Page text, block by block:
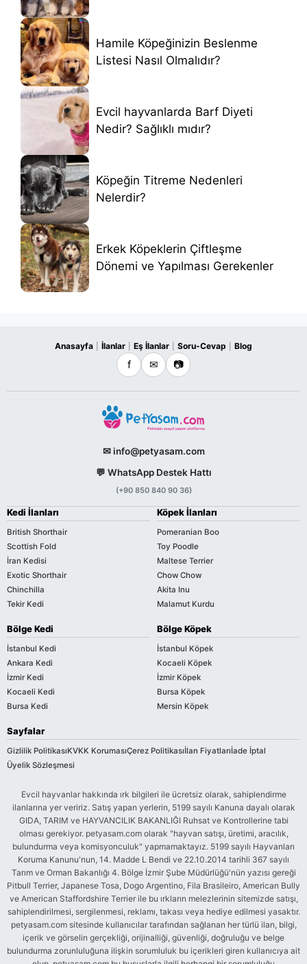
Hamile Köpeğinizin Beslenme
Listesi Nasıl Olmalıdır?
Evcil hayvanlarda Barf Diyeti
Nedir? Sağlıklı mıdır?
Köpeğin Titreme Nedenleri
Nelerdir?
Erkek Köpeklerin Çiftleşme
Dönemi ve Yapılması Gerekenler
Anasayfa İlanlar Eş İlanlar Soru-Cevap Blog
f ✉ 📷
✉ info@petyasam.com
💬 WhatsApp Destek Hattı
(+90 850 840 90 36)
Kedi İlanları
British Shorthair
Scottish Fold
İran Kedisi
Exotic Shorthair
Chinchilla
Tekir Kedi
Köpek İlanları
Pomeranian Boo
Toy Poodle
Maltese Terrier
Chow Chow
Akita Inu
Malamut Kurdu
Bölge Kedi
İstanbul Kedi
Ankara Kedi
İzmir Kedi
Kocaeli Kedi
Bursa Kedi
Bölge Köpek
İstanbul Köpek
Kocaeli Köpek
İzmir Köpek
Bursa Köpek
Mersin Köpek
Sayfalar
Gizlilik PolitikasıKVKK KorumasıÇerez Politikasıİlan Fiyatlarıİade İptal
Üyelik Sözleşmesi
Evcil hayvanlar hakkında ırk bilgileri ile ücretsiz olarak, sahiplendirme
ilanlarına yer veririz. Satış yapan yerlerin, 5199 sayılı Kanuna dayalı olarak
GIDA, TARIM ve HAYVANCILIK BAKANLIĞI Ruhsat ve Kontrollerine tabi
olması gerekiyor. petyasam.com olarak "hayvan satışı, üretimi, aracılık,
bulundurma veya komisyonculuk" yapmamaktayız. 5199 sayılı Hayvanları
Koruma Kanunu'nun, 14. Madde L Bendi ve 22.10.2014 tarihli 367 sayılı
Tarım ve Orman Bakanlığı 4. Bölge İzmir Şube Müdürlüğü'nün yazısı gereği
Pitbull Terrier, Japanese Tosa, Dogo Argentino, Fila Brasileiro, American Bully
ve American Staffordshire Terrier ile bu ırkların melezlerinin sitemizde satışı,
sahiplendirilmesi, sergilenmesi, reklamı, takası veya hediye edilmesi yasaktır.
petyasam.com sitesinde kullanıcılar tarafından sağlanan her türlü ilan, bilgi,
içerik ve görselin gerçekliği, orijinalliği, güvenliği, doğruluğu ve belge
bulundurma zorunluluğuna ilişkin sorumluluk bu içerikleri giren kullanıcıya ait